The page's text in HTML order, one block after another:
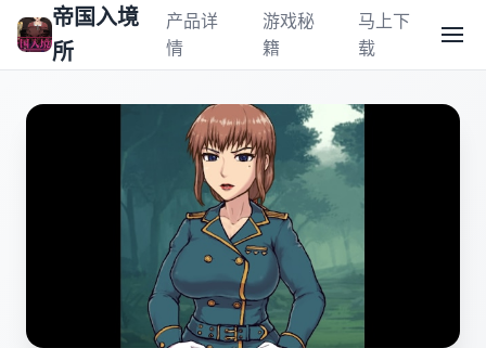
帝国入境
所
产品详
情
游戏秘
籍
马上下
载